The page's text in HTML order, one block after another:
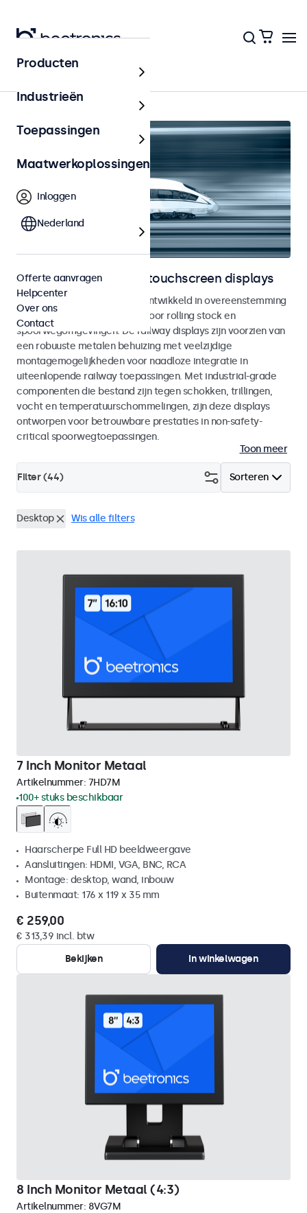
Home
Railway monitoren en touchscreen displays
Monitoren en touchscreens ontwikkeld in overeenstemming
met EN 50155 en EN 45545-2 voor rolling stock en
spoorwegomgevingen. De railway displays zijn voorzien van
een robuuste metalen behuizing met veelzijdige
montagemogelijkheden voor naadloze integratie in
uiteenlopende railway toepassingen. Met industrial-grade
componenten die bestand zijn tegen schokken, trillingen,
vocht en temperatuurschommelingen, zijn deze displays
ontworpen voor betrouwbare prestaties in non-safety-
critical spoorwegtoepassingen.
Toon meer
Sorteren
Filter (44)
Desktop Wis alle filters
7 Inch Monitor Metaal
Artikelnummer: 7HD7M
100+ stuks beschikbaar
Haarscherpe Full HD beeldweergave
Aansluitingen: HDMI, VGA, BNC, RCA
Montage: desktop, wand, inbouw
Buitenmaat: 176 x 119 x 35 mm
€ 259,00
€ 313,39 incl. btw
Bekijken
In winkelwagen
8 Inch Monitor Metaal (4:3)
Artikelnummer: 8VG7M
Producten
Industrieën
Toepassingen
Maatwerkoplossingen
Inloggen
Nederland
Offerte aanvragen
Helpcenter
Over ons
Contact